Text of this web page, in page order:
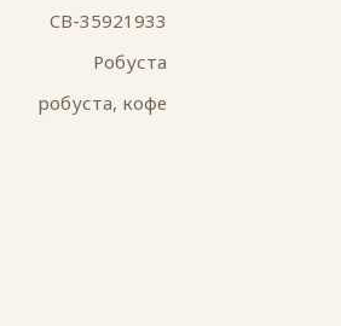
CB-35921933
Робуста
робуста, кофе